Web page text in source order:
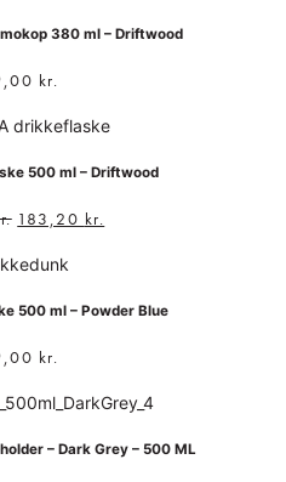
380 ml – Driftwood
kr.
500 ml – Driftwood
183,20 kr.
500 ml – Powder Blue
kr.
– Dark Grey – 500 ML